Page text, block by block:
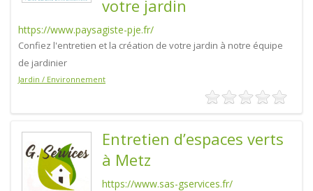
votre jardin
https://www.paysagiste-pje.fr/
Confiez l'entretien et la création de votre jardin à notre équipe
de jardinier
Jardin / Environnement
Entretien d’espaces verts
à Metz
https://www.sas-gservices.fr/